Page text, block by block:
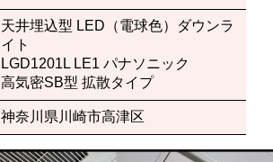
天井埋込型 LED（電球色）ダウンラ
イト
LGD1201L LE1 パナソニック
高気密SB型 拡散タイプ
神奈川県川崎市高津区